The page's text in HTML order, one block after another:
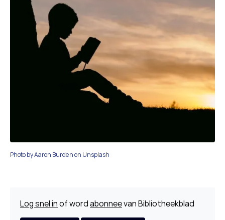
Photo by Aaron Burden on Unsplash
Log snel inof wordabonneevan Bibliotheekblad